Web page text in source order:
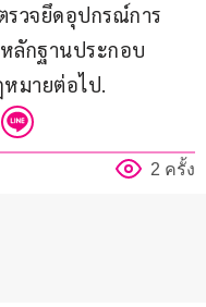
รวจยึดอุปกรณ์การ
ลักฐานประกอบ
มายต่อไป.
2 ครั้ง